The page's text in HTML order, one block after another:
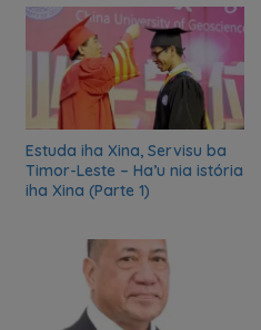
Estuda iha Xina, Servisu ba
Timor-Leste – Ha’u nia istória
iha Xina (Parte 1)